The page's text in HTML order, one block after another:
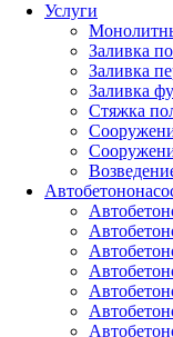
Услуги
Заливка
Заливка
Заливка
Стяжка